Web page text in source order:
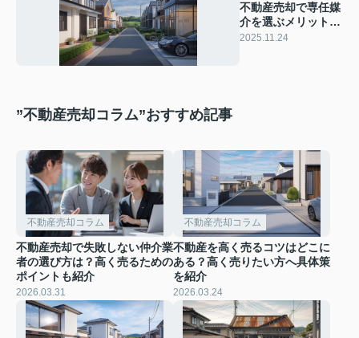
不動産売却で専任媒
介を選ぶメリット
は？信頼できる会社
2025.11.24
”不動産売却コラム”おすすめ記事
不動産売却コラム
不動産売却で失敗しない仲介業
者の選び方は？高く売るための
ポイントも紹介
2026.03.31
不動産売却コラム
不動産を高く売るコツはどこに
ある？高く売りたい方へ具体策
を紹介
2026.03.24